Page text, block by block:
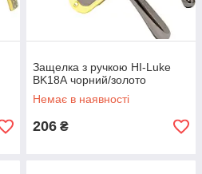
Защелка з ручкою HI-Luke
BK18А чорний/золото
Немає в наявності
206 ₴